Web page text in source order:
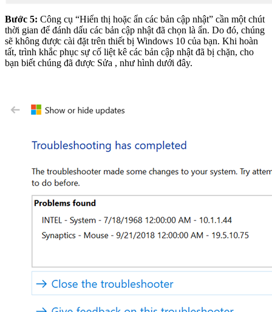
Bước 5: Công cụ “Hiển thị hoặc ẩn các bản cập nhật” cần một chút
thời gian để đánh dấu các bản cập nhật đã chọn là ẩn. Do đó, chúng
sẽ không được cài đặt trên thiết bị Windows 10 của bạn. Khi hoàn
tất, trình khắc phục sự cố liệt kê các bản cập nhật đã bị chặn, cho
bạn biết chúng đã được Sửa , như hình dưới đây.